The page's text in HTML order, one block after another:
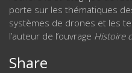
porte sur les thématiques
systèmes de drones et les
l’auteur de l’ouvrage Histoire
Share